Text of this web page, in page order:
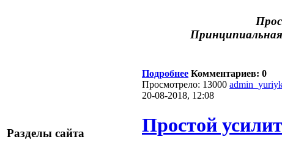
Разделы сайта
Подробнее Комментариев: 0
Просмотрело: 13000
20-08-2018, 12:08
Простой